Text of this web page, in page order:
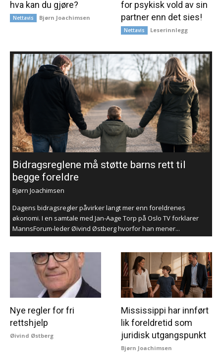
hva kan du gjøre?
Nettavis Bjørn Joachimsen
for psykisk vold av sin
partner enn det sies!
Nettavis Leserinnlegg
Bidragsreglene må støtte barns rett til
begge foreldre
Bjørn Joachimsen
Dagens bidragsregler påvirker langt mer enn foreldrenes
økonomi. I en samtale med Jan-Aage Torp på Oslo TV forklarer
MannsForum-leder Øivind Østberg hvorfor han mener...
Nye regler for fri
rettshjelp
Øivind Østberg
Mississippi har innført
lik foreldretid som
juridisk utgangspunkt
Bjørn Joachimsen